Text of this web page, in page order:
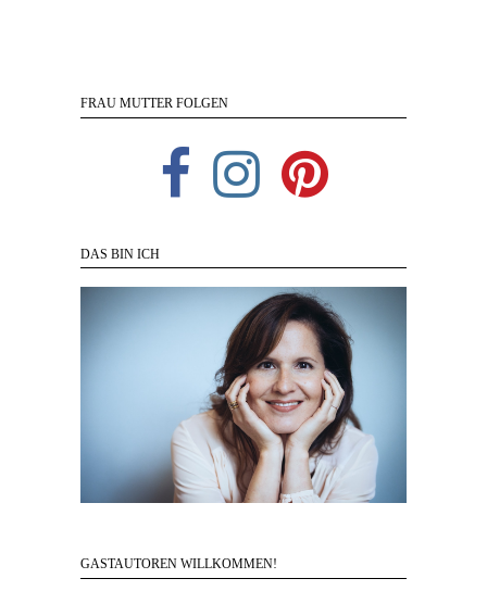
FRAU MUTTER FOLGEN
DAS BIN ICH
GASTAUTOREN WILLKOMMEN!